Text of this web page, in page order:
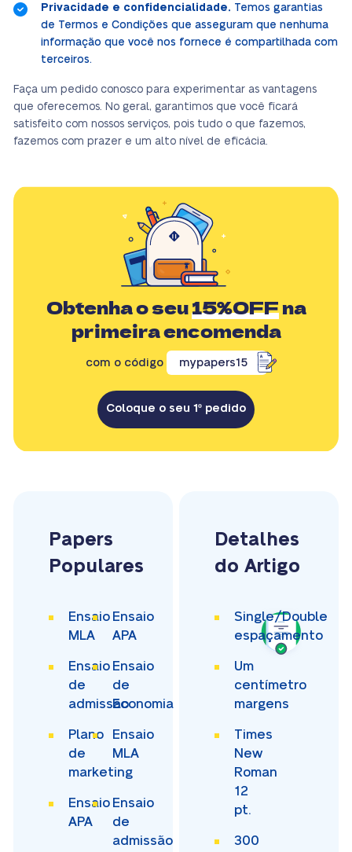
Privacidade e confidencialidade. Temos garantias
de Termos e Condições que asseguram que nenhuma
informação que você nos fornece é compartilhada com
terceiros.
Faça um pedido conosco para experimentar as vantagens
que oferecemos. No geral, garantimos que você ficará
satisfeito com nossos serviços, pois tudo o que fazemos,
fazemos com prazer e um alto nível de eficácia.
Obtenha o seu15%OFFna
primeira encomenda
com o código mypapers15
Coloque o seu 1º pedido
Papers
Populares
Ensaio
MLA
Ensaio
APA
Ensaio
de
admissão
Ensaio
de
Economia
Plano
de
marketing
Ensaio
MLA
Ensaio
APA
Ensaio
de
admissão
Detalhes
do Artigo
Single/Double
espaçamento
Um
centímetro
margens
Times
New
Roman
12
pt.
300